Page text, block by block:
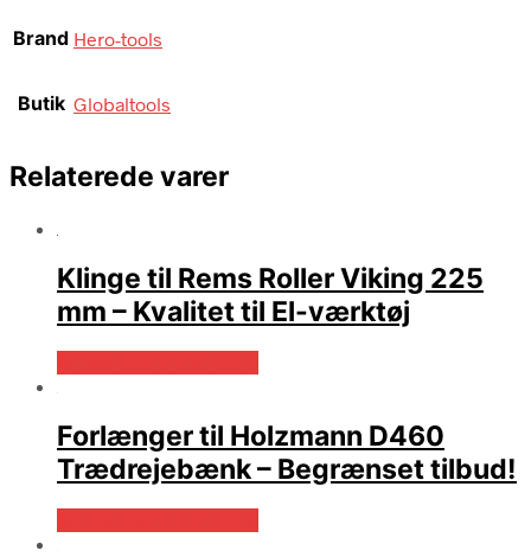
Brand Hero-tools
Butik Globaltools
Relaterede varer
Klinge til Rems Roller Viking 225
mm – Kvalitet til El-værktøj
Forlænger til Holzmann D460
Trædrejebænk – Begrænset tilbud!